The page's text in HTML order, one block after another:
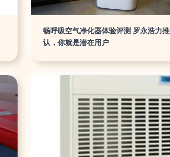
畅呼吸空气净化器体验评测 罗永浩力
认，你就是潜在用户